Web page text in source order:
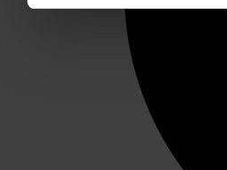
We gebruiken cookies om
websiteverkeer te
media, adverteren en
verstrekt of die ze hebben